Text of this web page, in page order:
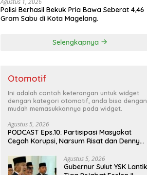
Polisi Berhasil Bekuk Pria Bawa Seberat 4,46
Gram Sabu di Kota Magelang.
Selengkapnya
Otomotif
Ini adalah contoh keterangan untuk widget
dengan kategori otomotif, anda bisa dengan
mudah memasukkannya pada widget.
Agustus 5, 2026
PODCAST Eps.10: Partisipasi Masyakat
Cegah Korupsi, Narsum Risat dan Denny
Agustus 5, 2026
Gubernur Sulut YSK Lantik